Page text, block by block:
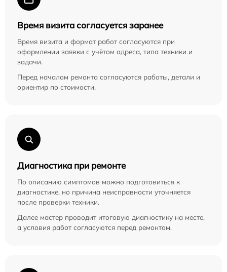
Время визита согласуется заранее
Время визита и формат работ согласуются при
оформлении заявки с учётом адреса, типа техники и
задачи.
Перед началом ремонта согласуются работы, детали и
ориентир по стоимости.
Диагностика при ремонте
По описанию симптомов можно подготовиться к
диагностике, но причина неисправности уточняется
после проверки техники.
Далее мастер проводит итоговую диагностику на месте,
а условия работ согласуются перед ремонтом.